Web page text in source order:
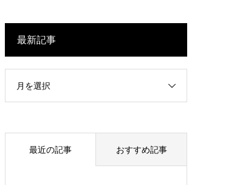
最新記事
月を選択
最近の記事 おすすめ記事